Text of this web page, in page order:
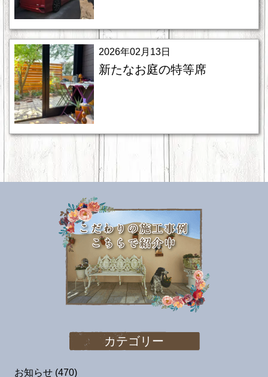
2026年02月13日
新たなお庭の特等席
カテゴリー
お知らせ (470)